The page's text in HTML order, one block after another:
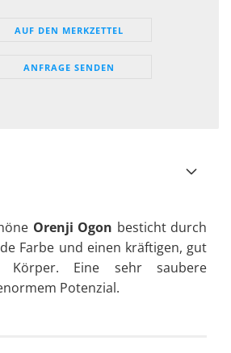
AUF DEN MERKZETTEL
ANFRAGE SENDEN
Orenji Ogon besticht durch
Farbe und einen kräftigen, gut
Körper. Eine sehr saubere
Potenzial.